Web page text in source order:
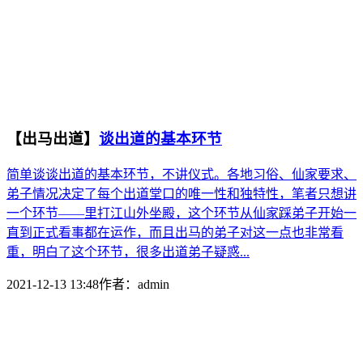
【出马出道】 谈出道的基本环节
简单谈谈出道的基本环节，不讲仪式。各地习俗、仙家要求、
弟子情况决定了每个出道堂口的唯一性和独特性，笔者只想讲
一个环节——里打江山外坐殿，这个环节从仙家踩弟子开始一
直到正式看事都在运作，而且出马的弟子对这一点也非常看
重，明白了这个环节，很多出道弟子疑惑...
2021-12-13 13:48作者： admin